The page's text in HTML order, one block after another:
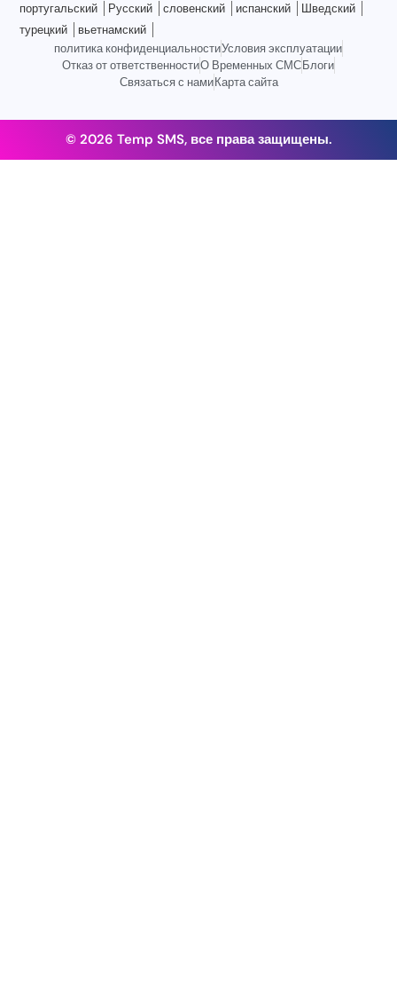
португальский Русский словенский испанский
Шведский
турецкий
вьетнамский
политика конфиденциальностиУсловия эксплуатации
Отказ от ответственностиО Временных СМСБлоги
Связаться с намиКарта сайта
© 2026 Temp SMS, все права защищены.